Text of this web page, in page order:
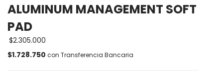
ALUMINUM MANAGEMENT SOFT
PAD
$2.305.000
$1.728.750 con Transferencia Bancaria